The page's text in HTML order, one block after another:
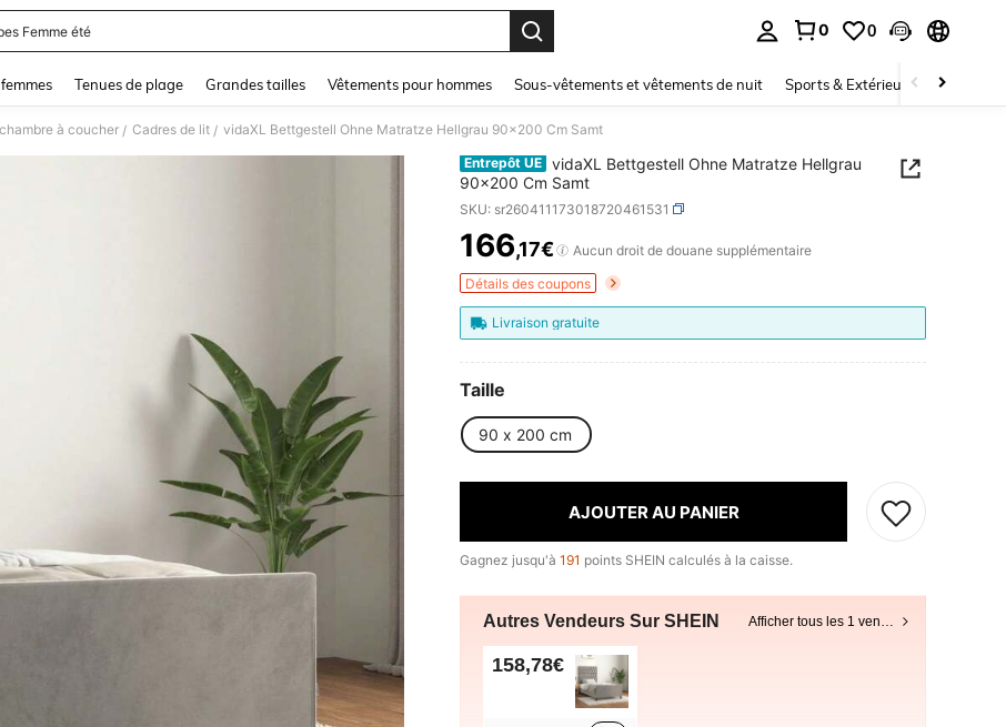
Femme été
0 0
Tenues de plage Grandes tailles Vêtements pour hommes Sous-vêtements et vêtements de nuit Sports & Extérieur Enfants
à coucher / Cadres de lit / vidaXL Bettgestell Ohne Matratze Hellgrau 90x200 Cm Samt
Entrepôt UE vidaXL Bettgestell Ohne Matratze Hellgrau
90x200 Cm Samt
SKU: sr260411173018720461531
PRICE AND AVAILABILITY
166,17€
Aucun droit de douane supplémentaire
Détails des coupons
Livraison gratuite
Taille
90 x 200 cm
AJOUTER AU PANIER
Gagnez jusqu'à 191 points SHEIN calculés à la caisse.
Autres Vendeurs Sur SHEIN Afficher tous les 1 vendeurs
158,78€